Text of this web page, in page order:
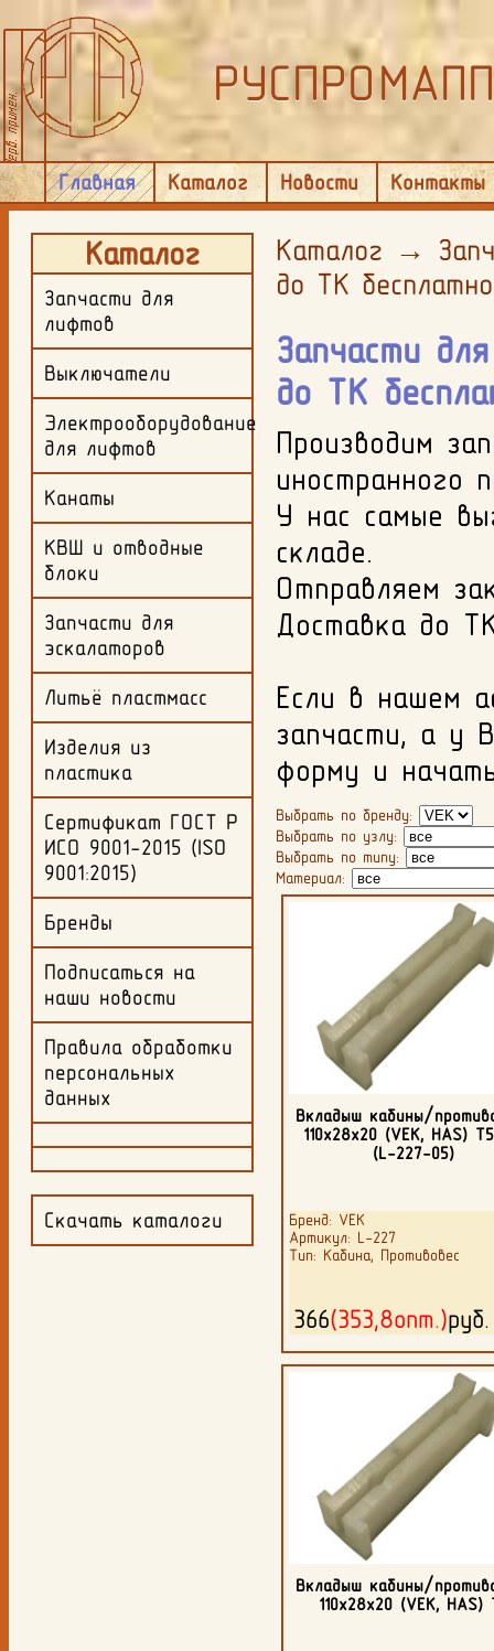
Главная Каталог Новости Контакты
Каталог
Запчасти для
лифтов
Выключатели
Электрооборудование
для лифтов
Канаты
КВШ и отводные
блоки
Запчасти для
эскалаторов
Литьё пластмасс
Изделия из
пластика
Сертификат ГОСТ Р
ИСО 9001-2015 (ISO
9001:2015)
Бренды
Подписаться на
наши новости
Правила обработки
персональных
данных
Скачать каталоги
Каталог →
до ТК
Запчасти
до ТК
Производим
иностранного
У нас самые
складе.
Отправляем
Доставка до
Если в нашем
запчасти, а у
форму и
Выбрать по бренду:
Выбрать по узлу:
Выбрать по типу:
Материал:
Вкладыш кабины/
110х28х20 (VEK, HAS)
(L-227-05)
Бренд: VEK
Артикул: L-227
Тип: Кабина, Противовес
366(353,8опт.)
Вкладыш кабины/
110х28х20 (VEK, HAS)